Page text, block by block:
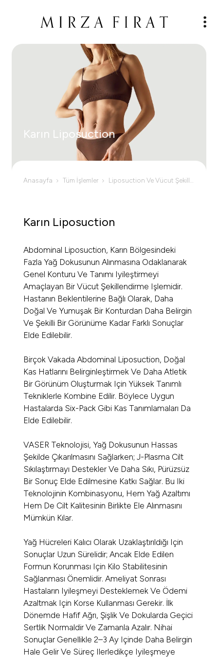
Karın Liposuction
Anasayfa Tüm İşlemler Liposuction Ve Vücut Şekillendirme
Karın Liposuction
Abdominal Liposuction, Karın Bölgesindeki
Fazla Yağ Dokusunun Alınmasına Odaklanarak
Genel Konturu Ve Tanımı Iyileştirmeyi
Amaçlayan Bir Vücut Şekillendirme Işlemidir.
Hastanın Beklentilerine Bağlı Olarak, Daha
Doğal Ve Yumuşak Bir Konturdan Daha Belirgin
Ve Şekilli Bir Görünüme Kadar Farklı Sonuçlar
Elde Edilebilir.
Birçok Vakada Abdominal Liposuction, Doğal
Kas Hatlarını Belirginleştirmek Ve Daha Atletik
Bir Görünüm Oluşturmak Için Yüksek Tanımlı
Tekniklerle Kombine Edilir. Böylece Uygun
Hastalarda Six-Pack Gibi Kas Tanımlamaları Da
Elde Edilebilir.
VASER Teknolojisi, Yağ Dokusunun Hassas
Şekilde Çıkarılmasını Sağlarken; J-Plasma Cilt
Sıkılaştırmayı Destekler Ve Daha Sıkı, Pürüzsüz
Bir Sonuç Elde Edilmesine Katkı Sağlar. Bu Iki
Teknolojinin Kombinasyonu, Hem Yağ Azaltımı
Hem De Cilt Kalitesinin Birlikte Ele Alınmasını
Mümkün Kılar.
Yağ Hücreleri Kalıcı Olarak Uzaklaştırıldığı Için
Sonuçlar Uzun Sürelidir; Ancak Elde Edilen
Formun Korunması Için Kilo Stabilitesinin
Sağlanması Önemlidir. Ameliyat Sonrası
Hastaların Iyileşmeyi Desteklemek Ve Ödemi
Azaltmak Için Korse Kullanması Gerekir. İlk
Dönemde Hafif Ağrı, Şişlik Ve Dokularda Geçici
Sertlik Normaldir Ve Zamanla Azalır. Nihai
Sonuçlar Genellikle 2–3 Ay Içinde Daha Belirgin
Hale Gelir Ve Süreç Ilerledikçe Iyileşmeye